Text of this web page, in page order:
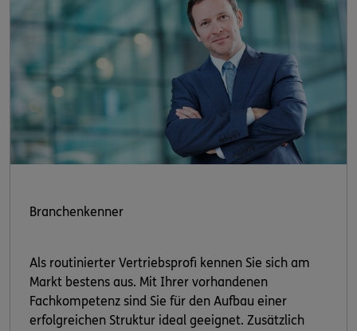
Branchenkenner
Als routinierter Vertriebsprofi kennen Sie sich am
Markt bestens aus. Mit Ihrer vorhandenen
Fachkompetenz sind Sie für den Aufbau einer
erfolgreichen Struktur ideal geeignet. Zusätzlich